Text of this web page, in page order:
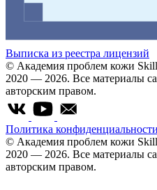
Выписка из реестра лицензий
© Академия проблем кожи
2020 — 2026. Все материалы
авторским правом.
Политика конфиденциальности
© Академия проблем кожи
2020 — 2026. Все материалы
авторским правом.